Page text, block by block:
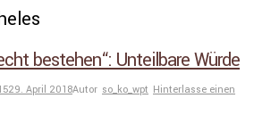
bestehen“: Unteilbare Würde
29. April 2018Autor so_ko_wpt Hinterlasse einen